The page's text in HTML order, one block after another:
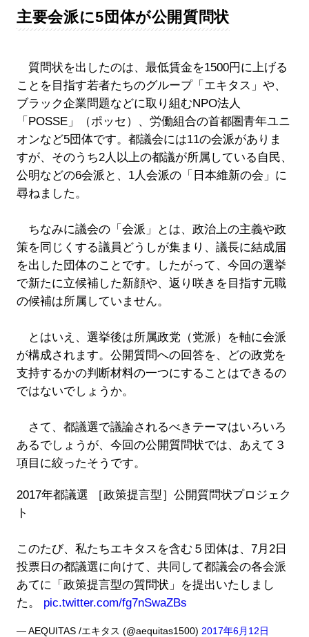
主要会派に5団体が公開質問状
質問状を出したのは、最低賃金を1500円に上げる
ことを目指す若者たちのグループ「エキタス」や、
ブラック企業問題などに取り組むNPO法人
「POSSE」（ポッセ）、労働組合の首都圏青年ユニ
オンなど5団体です。都議会には11の会派がありま
すが、そのうち2人以上の都議が所属している自民、
公明などの6会派と、1人会派の「日本維新の会」に
尋ねました。
ちなみに議会の「会派」とは、政治上の主義や政
策を同じくする議員どうしが集まり、議長に結成届
を出した団体のことです。したがって、今回の選挙
で新たに立候補した新顔や、返り咲きを目指す元職
の候補は所属していません。
とはいえ、選挙後は所属政党（党派）を軸に会派
が構成されます。公開質問への回答を、どの政党を
支持するかの判断材料の一つにすることはできるの
ではないでしょうか。
さて、都議選で議論されるべきテーマはいろいろ
あるでしょうが、今回の公開質問状では、あえて３
項目に絞ったそうです。
2017年都議選 ［政策提言型］公開質問状プロジェク
ト
このたび、私たちエキタスを含む５団体は、7月2日
投票日の都議選に向けて、共同して都議会の各会派
あてに「政策提言型の質問状」を提出いたしまし
た。 pic.twitter.com/fg7nSwaZBs
— AEQUITAS /エキタス (@aequitas1500) 2017年6月12日